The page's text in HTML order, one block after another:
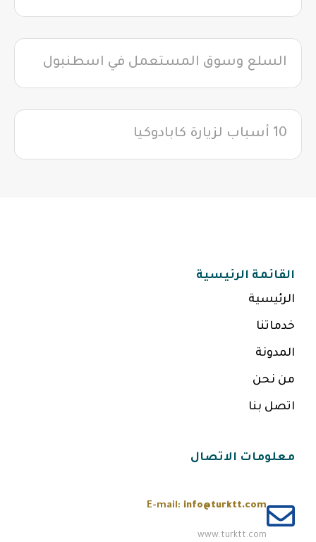
السلع وسوق المستعمل في اسطنبول
10 أسباب لزيارة كابادوكيا
القائمة الرئيسية
الرئيسية
خدماتنا
المدونة
من نحن
اتصل بنا
معلومات الاتصال
E-mail: info@turktt.com
www.turktt.com